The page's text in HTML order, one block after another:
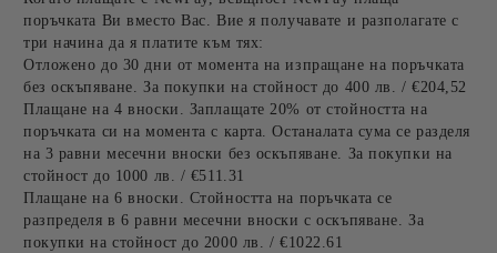
поръчката Ви вместо Вас. Вие я получавате и разполагате с
три начина да я платите към тях:
Отложено до 30 дни от момента на изпращане на поръчката
без оскъпяване. За покупки на стойност до 400 лв. / €204,52
Плащане на 4 вноски. Заплащате 20% от стойността на
поръчката си на момента с карта. Останалата сума се разделя
на 3 равни месечни вноски без оскъпяване. За покупки на
стойност до 1000 лв. / €511.31
Плащане на 6 вноски. Стойността на поръчката се
разпределя в 6 равни месечни вноски с оскъпяване. За
покупки на стойност до 2000 лв. / €1022.61